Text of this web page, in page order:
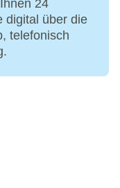
24
digital über die
telefonisch